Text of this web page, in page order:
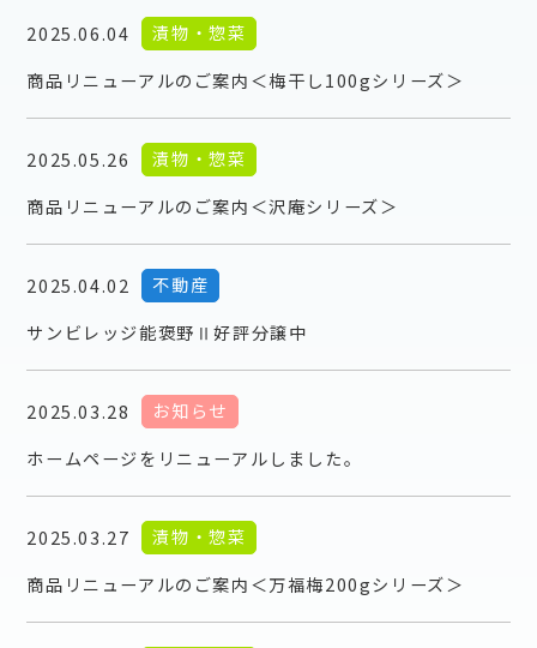
2025.06.04
漬物・惣菜
商品リニューアルのご案内＜梅干し100gシリーズ＞
2025.05.26
漬物・惣菜
商品リニューアルのご案内＜沢庵シリーズ＞
2025.04.02
不動産
サンビレッジ能褒野Ⅱ好評分譲中
2025.03.28
お知らせ
ホームページをリニューアルしました。
2025.03.27
漬物・惣菜
商品リニューアルのご案内＜万福梅200gシリーズ＞